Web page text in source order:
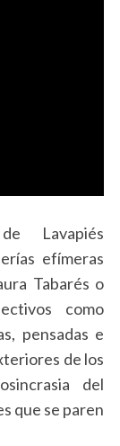
Lavapiés
efímeras
Tabarés o
como
pensadas e​
de los
del
que se paren